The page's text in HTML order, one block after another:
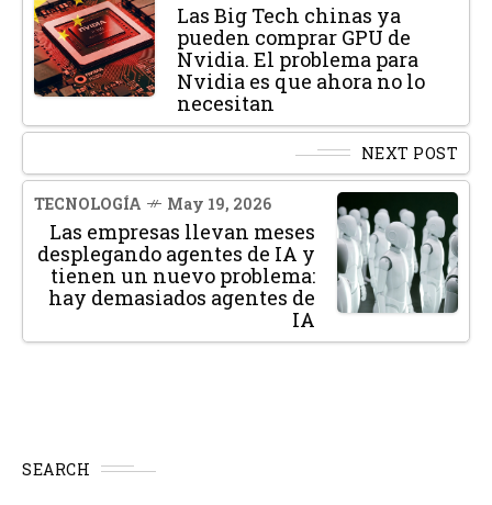
Las Big Tech chinas ya
pueden comprar GPU de
Nvidia. El problema para
Nvidia es que ahora no lo
necesitan
NEXT POST
TECNOLOGÍA May 19, 2026
Las empresas llevan meses
desplegando agentes de IA y
tienen un nuevo problema:
hay demasiados agentes de
IA
SEARCH